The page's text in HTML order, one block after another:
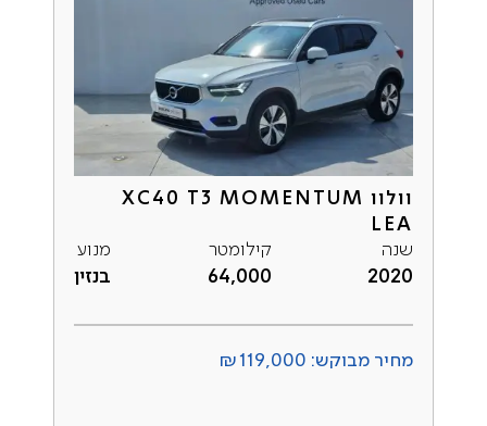
וולוו XC40 T3 MOMENTUM
LEA
שנה
2020
קילומטר
64,000
מנוע
בנזין
מחיר מבוקש: ₪119,000